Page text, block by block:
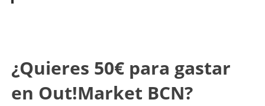
¿Quieres 50€ para gastar
en Out!Market BCN?